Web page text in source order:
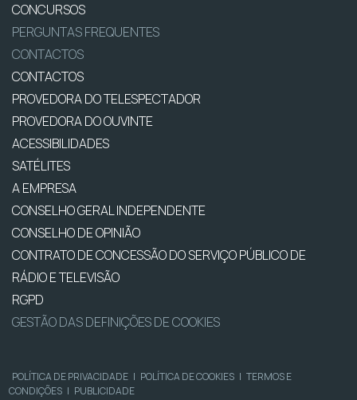
CONCURSOS
PERGUNTAS FREQUENTES
CONTACTOS
CONTACTOS
PROVEDORA DO TELESPECTADOR
PROVEDORA DO OUVINTE
ACESSIBILIDADES
SATÉLITES
A EMPRESA
CONSELHO GERAL INDEPENDENTE
CONSELHO DE OPINIÃO
CONTRATO DE CONCESSÃO DO SERVIÇO PÚBLICO DE
RÁDIO E TELEVISÃO
RGPD
GESTÃO DAS DEFINIÇÕES DE COOKIES
POLÍTICA DE PRIVACIDADE | POLÍTICA DE COOKIES | TERMOS E
CONDIÇÕES | PUBLICIDADE